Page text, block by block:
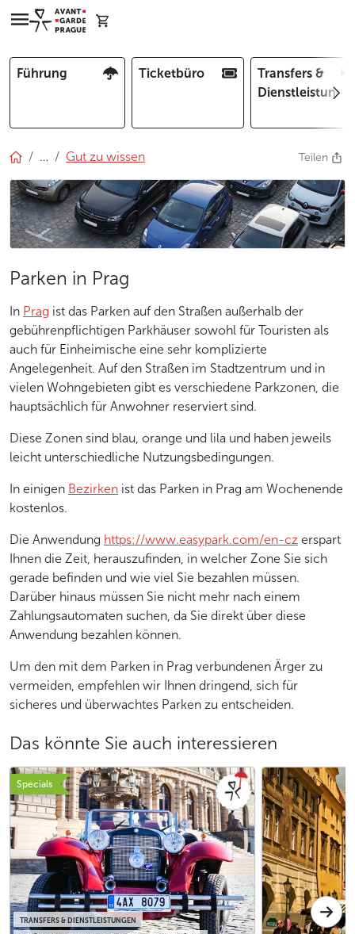
Führung Ticketbüro
Transfers &
… Gut zu wissen Teilen
Parken in Prag
In Prag ist das Parken auf den Straßen außerhalb der
gebührenpflichtigen Parkhäuser sowohl für Touristen als
auch für Einheimische eine sehr komplizierte
Angelegenheit. Auf den Straßen im Stadtzentrum und in
vielen Wohngebieten gibt es verschiedene Parkzonen, die
hauptsächlich für Anwohner reserviert sind.
Diese Zonen sind blau, orange und lila und haben jeweils
leicht unterschiedliche Nutzungsbedingungen.
In einigen Bezirken ist das Parken in Prag am Wochenende
kostenlos.
Die Anwendung https://www.easypark.com/en-cz erspart
Ihnen die Zeit, herauszufinden, in welcher Zone Sie sich
gerade befinden und wie viel Sie bezahlen müssen.
Darüber hinaus müssen Sie nicht mehr nach einem
Zahlungsautomaten suchen, da Sie direkt über diese
Anwendung bezahlen können.
Um den mit dem Parken in Prag verbundenen Ärger zu
vermeiden, empfehlen wir Ihnen dringend, sich für
sicheres und überwachtes Parken zu entscheiden.
Das könnte Sie auch interessieren
Specials
TRANSFERS & DIENSTLEISTUNGEN